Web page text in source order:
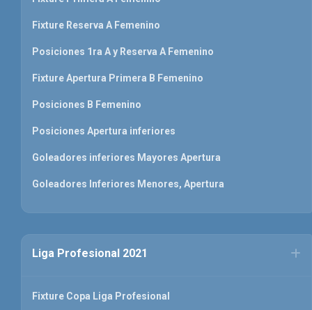
Fixture Reserva A Femenino
Posiciones 1ra A y Reserva A Femenino
Fixture Apertura Primera B Femenino
Posiciones B Femenino
Posiciones Apertura inferiores
Goleadores inferiores Mayores Apertura
Goleadores Inferiores Menores, Apertura
Liga Profesional 2021
Fixture Copa Liga Profesional